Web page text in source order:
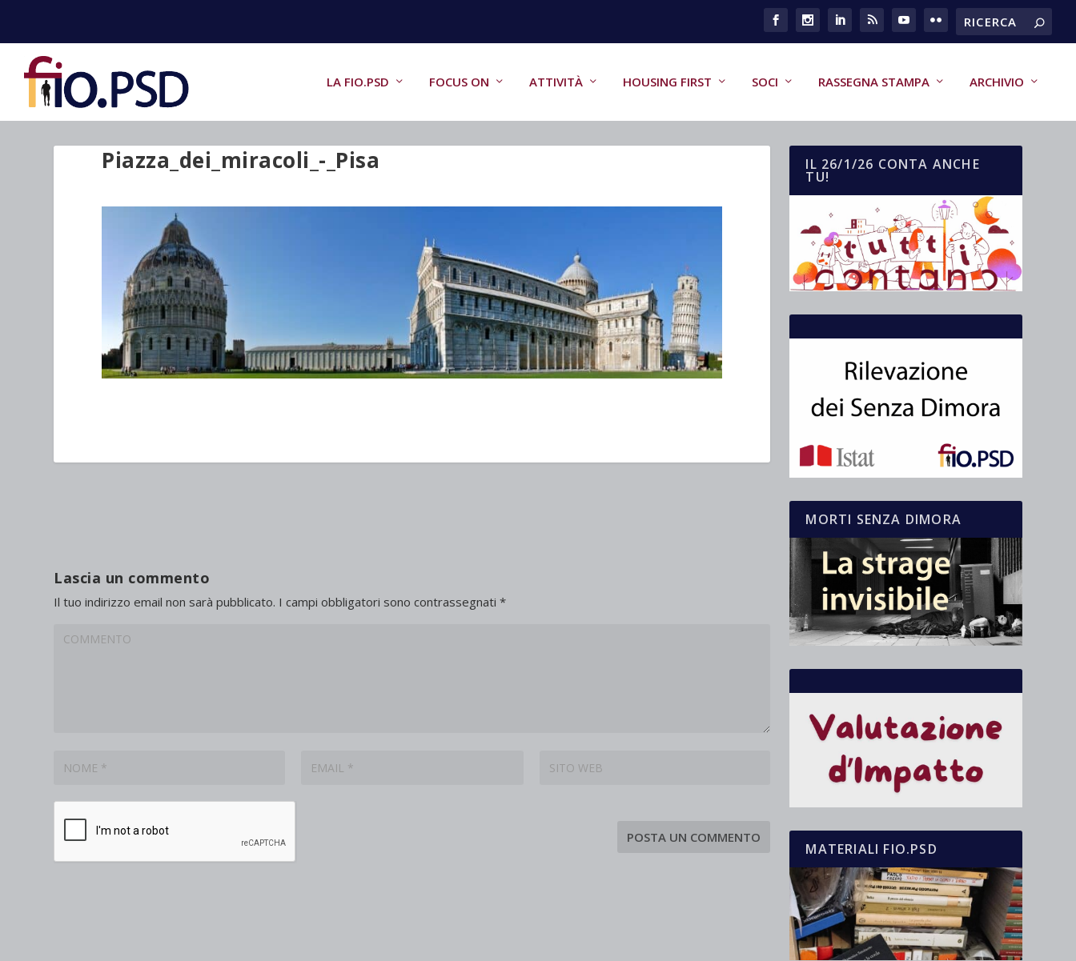
LA FIO.PSD FOCUS ON ATTIVITÀ HOUSING FIRST SOCI RASSEGNA STAMPA ARCHIVIO
Piazza_dei_miracoli_-_Pisa
Lascia un commento
Il tuo indirizzo email non sarà pubblicato. I campi obbligatori sono contrassegnati*
IL 26/1/26 CONTA ANCHE
TU!
MORTI SENZA DIMORA
MATERIALI FIO.PSD